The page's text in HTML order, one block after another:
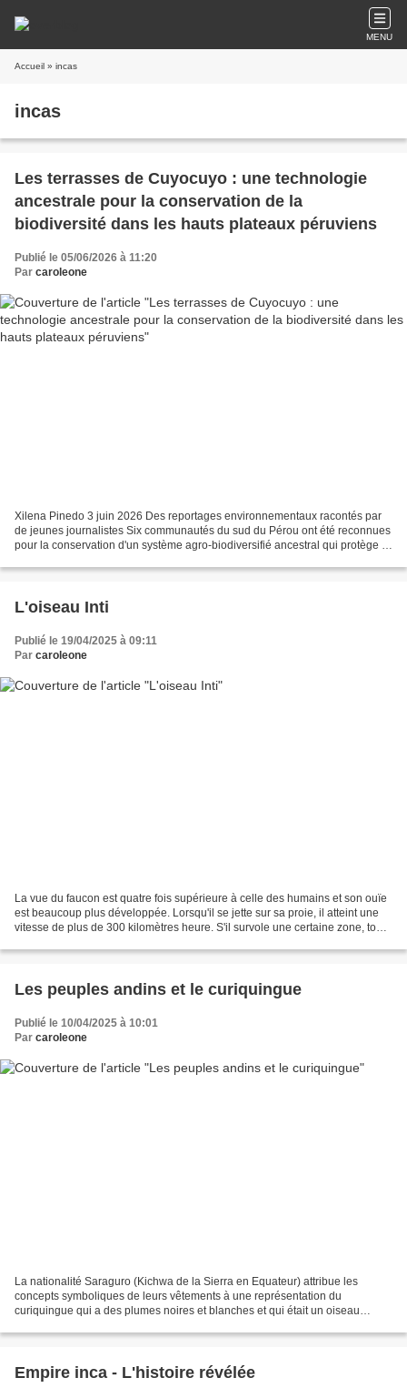
MENU
Accueil » incas
incas
Les terrasses de Cuyocuyo : une technologie
ancestrale pour la conservation de la
biodiversité dans les hauts plateaux péruviens
Publié le 05/06/2026 à 11:20
Par caroleone
Xilena Pinedo 3 juin 2026 Des reportages environnementaux racontés par
de jeunes journalistes Six communautés du sud du Pérou ont été reconnues
pour la conservation d'un système agro-biodiversifié ancestral qui protège la
L'oiseau Inti
Publié le 19/04/2025 à 09:11
Par caroleone
La vue du faucon est quatre fois supérieure à celle des humains et son ouïe
est beaucoup plus développée. Lorsqu'il se jette sur sa proie, il atteint une
vitesse de plus de 300 kilomètres heure. S'il survole une certaine zone, tout
Les peuples andins et le curiquingue
Publié le 10/04/2025 à 10:01
Par caroleone
La nationalité Saraguro (Kichwa de la Sierra en Equateur) attribue les
concepts symboliques de leurs vêtements à une représentation du
curiquingue qui a des plumes noires et blanches et qui était un oiseau
Empire inca - L'histoire révélée